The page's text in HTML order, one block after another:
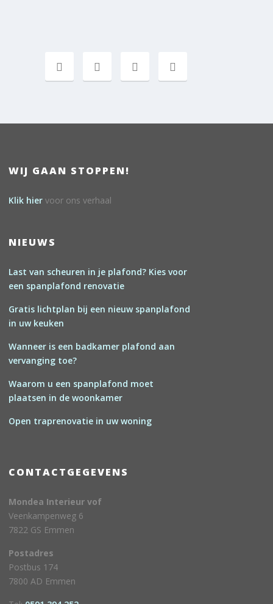
WIJ GAAN STOPPEN!
Klik hier voor ons verhaal
NIEUWS
Last van scheuren in je plafond? Kies voor
een spanplafond renovatie
Gratis lichtplan bij een nieuw spanplafond
in uw keuken
Wanneer is een badkamer plafond aan
vervanging toe?
Waarom u een spanplafond moet
plaatsen in de woonkamer
Open traprenovatie in uw woning
CONTACTGEGEVENS
Mondea Interieur vof
Veenkampenweg 6
7822 GS Emmen
Postadres
Postbus 174
7800 AD Emmen